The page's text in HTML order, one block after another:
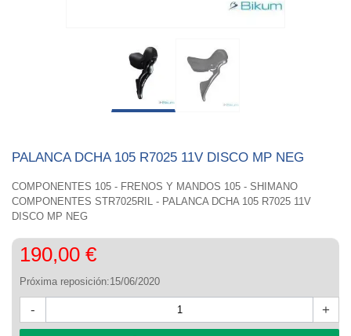
PALANCA DCHA 105 R7025 11V DISCO MP NEG
COMPONENTES 105 - FRENOS Y MANDOS 105 - SHIMANO
COMPONENTES STR7025RIL - PALANCA DCHA 105 R7025 11V
DISCO MP NEG
190,00 €
Próxima reposición:15/06/2020
- +